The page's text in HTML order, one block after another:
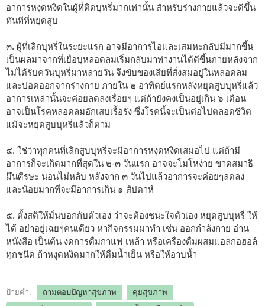
อาการหงุดหงิดในผู้ที่ติดบุหรี่มากเท่านั้น สำหรับร่างกายแล้วจะดีขึ้น
ทันทีที่หยุดสูบ
๓. ผู้ที่เลิกบุหรี่ในระยะแรก อาจมีอาการไอและเสมหะกลับมีมากขึ้น
เป็นผลมาจากที่เยื่อบุหลอดลมเริ่มกลับมาทำงานได้ดีขึ้นภายหลังจาก
ไม่ได้รับควันบุหรี่มาหลายวัน จึงขับของเสียที่สั่งสมอยู่ในหลอดลม
และปอดออกจากร่างกาย ภายใน ๒ อาทิตย์แรกหลังหยุดสูบบุหรี่แล้ว
อาการเหล่านั้นจะค่อยลดลงเรื่อยๆ แต่ถ้ายังคงเป็นอยู่เกิน ๖ เดือน
อาจเป็นโรคหลอดลมอักเสบเรื้อรัง ซึ่งโรคนี้จะเป็นต่อไปตลอดชีวิต
แม้จะหยุดสูบบุหรี่แล้วก็ตาม
๔. ใช่ว่าทุกคนที่เลิกสูบบุหรี่จะมีอาการหงุดหงิดเสมอไป แต่ถ้ามี
อาการก็จะเกิดมากที่สุดใน ๒-๓ วันแรก อาจจะโมโหง่าย ขาดสมาธิ
มึนศีรษะ นอนไม่หลับ หลังจาก ๓ วันไปแล้วอาการจะค่อยๆลดลง
และน้อยมากที่จะมีอาการเกิน ๑ สัปดาห์
๕. ตั้งสติให้มั่นบอกกับตัวเอง ว่าจะต้องชนะใจตัวเอง หยุดสูบบุหรี่ ให้
ได้ อย่าอยู่เฉยๆคนเดียว หากิจกรรมมาทำ เช่น ออกกำลังกาย อ่าน
หนังสือ เป็นต้น งดการดื่มกาแฟ เหล้า หรือเครื่องดื่มผสมแอลกอฮอล์
ทุกชนิด ถ้าหงุดหงิดมากให้ดื่มน้ำเย็น หรือให้อาบน้ำ
ป้ายคำ: ถามตอบปัญหาสุขภาพ
คุยสุขภาพ